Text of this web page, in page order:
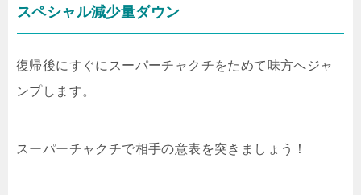
スペシャル減少量ダウン
復帰後にすぐにスーパーチャクチをためて味方へジャ
ンプします。
スーパーチャクチで相手の意表を突きましょう！